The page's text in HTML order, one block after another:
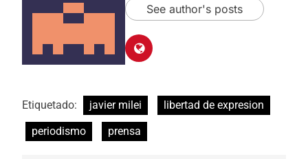
See author's posts
Etiquetado: javier milei
libertad de expresion
periodismo
prensa